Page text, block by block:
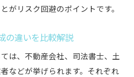
がリスク回避のポイントです。
の違いを比較解説
は、不動産会社、司法書士、土
などが挙げられます。それぞれ